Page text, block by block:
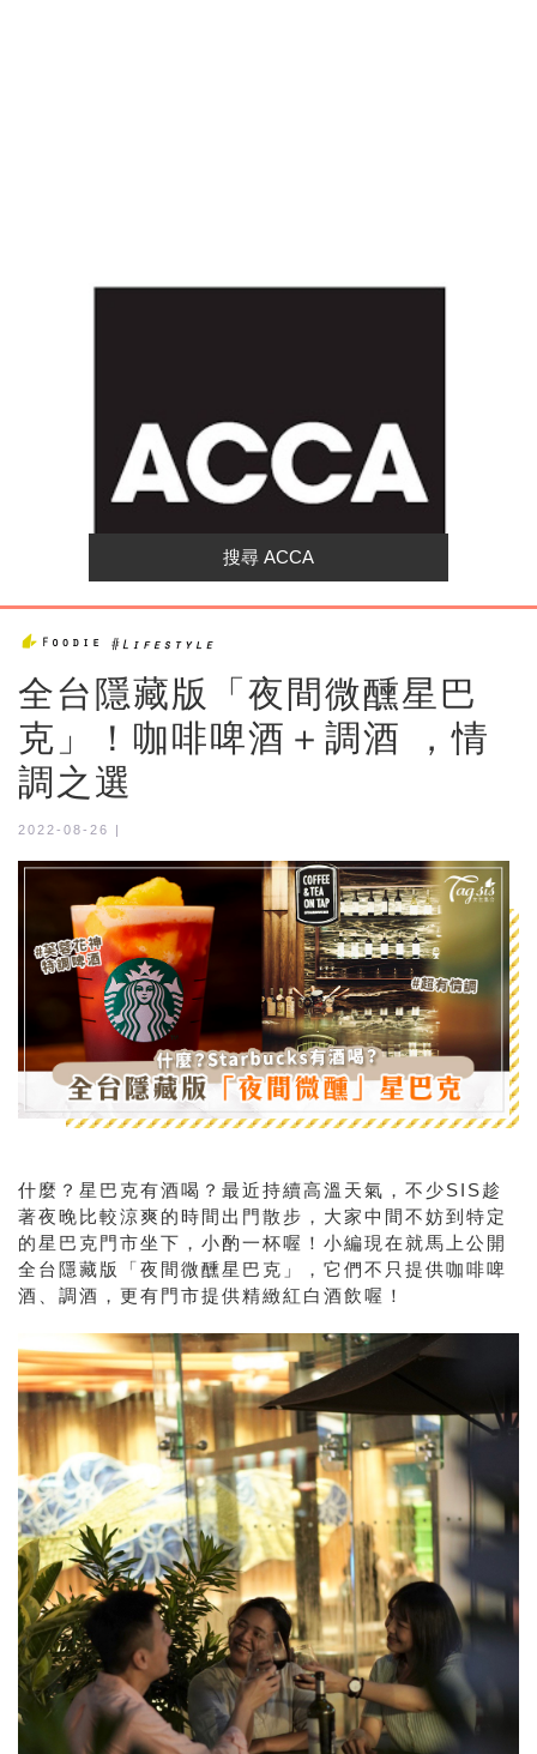
全台隱藏版「夜間微醺星巴
克」！咖啡啤酒＋調酒 ，情
調之選
2022-08-26 |
什麼？星巴克有酒喝？最近持續高溫天氣，不少SIS趁
著夜晚比較涼爽的時間出門散步，大家中間不妨到特定
的星巴克門市坐下，小酌一杯喔！小編現在就馬上公開
全台隱藏版「夜間微醺星巴克」，它們不只提供咖啡啤
酒、調酒，更有門市提供精緻紅白酒飲喔！